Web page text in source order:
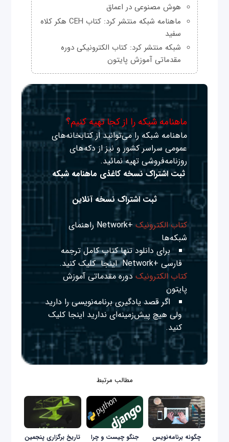
هوش مصنوعی در اعماق
ماهنامه شبکه منتشر کرد: کتاب CEH هکر کلاه
سفید
شبکه منتشر کرد: کتاب الکترونیکی دوره
مقدماتی آموزش پایتون
ماهنامه شبکه را از کجا تهیه کنیم؟
ماهنامه شبکه را می‌توانید از کتابخانه‌های
عمومی سراسر کشور و نیز از دکه‌های
روزنامه‌فروشی تهیه نمائید.
ثبت اشتراک نسخه کاغذی ماهنامه شبکه
ثبت اشتراک نسخه آنلاین
کتاب الکترونیک
+Network راهنمای
شبکه‌ها
برای دانلود تنها کتاب کامل ترجمه
فارسی +Network
اینجا کلیک کنید.
کتاب الکترونیک دوره مقدماتی آموزش
پایتون
اگر قصد یادگیری برنامه‌نویسی را دارید
ولی هیچ پیش‌زمینه‌ای نداریداینجا کلیک
کنید.
مطالب مرتبط
چگونه برنامه‌نویس
جنگو چیست و چرا
تاریخ برگزاری پنجمین